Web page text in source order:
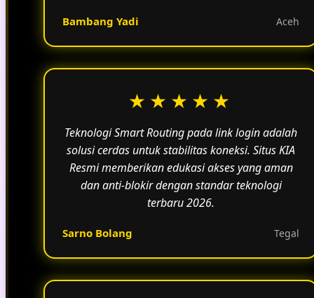
Bambang Yadi Aceh
★★★★★
Teknologi Smart Routing pada link login adalah
solusi cerdas untuk stabilitas koneksi. Situs KIA
Resmi memberikan edukasi akses yang aman
dan anti-blokir dengan standar teknologi
terbaru 2026.
Sarno Bolang Tegal